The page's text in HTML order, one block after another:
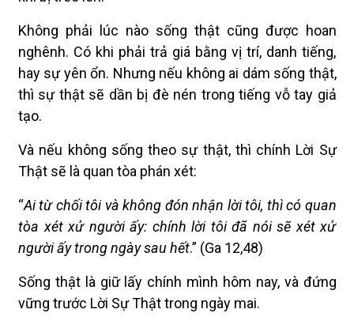
Không phải lúc nào sống thật cũng được hoan
nghênh. Có khi phải trả giá bằng vị trí, danh tiếng,
hay sự yên ổn. Nhưng nếu không ai dám sống thật,
thì sự thật sẽ dần bị đè nén trong tiếng vỗ tay giả
tạo.
Và nếu không sống theo sự thật, thì chính Lời Sự
Thật sẽ là quan tòa phán xét:
“Ai từ chối tôi và không đón nhận lời tôi, thì có quan
tòa xét xử người ấy: chính lời tôi đã nói sẽ xét xử
người ấy trong ngày sau hết.” (Ga 12,48)
Sống thật là giữ lấy chính mình hôm nay, và đứng
vững trước Lời Sự Thật trong ngày mai.